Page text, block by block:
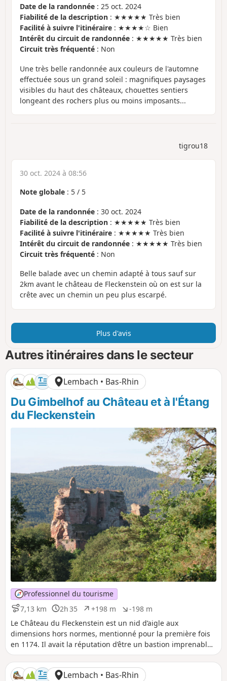
Date de la randonnée : 25 oct. 2024
Fiabilité de la description : ★★★★★ Très bien
Facilité à suivre l'itinéraire : ★★★★☆ Bien
Intérêt du circuit de randonnée : ★★★★★ Très bien
Circuit très fréquenté : Non
Une très belle randonnée aux couleurs de l'automne
effectuée sous un grand soleil : magnifiques paysages
visibles du haut des châteaux, chouettes sentiers
longeant des rochers plus ou moins imposants...
tigrou18
30 oct. 2024 à 08:56
Note globale : 5 / 5
Date de la randonnée : 30 oct. 2024
Fiabilité de la description : ★★★★★ Très bien
Facilité à suivre l'itinéraire : ★★★★★ Très bien
Intérêt du circuit de randonnée : ★★★★★ Très bien
Circuit très fréquenté : Non
Belle balade avec un chemin adapté à tous sauf sur
2km avant le château de Fleckenstein où on est sur la
crête avec un chemin un peu plus escarpé.
Plus d'avis
Autres itinéraires dans le secteur
Lembach • Bas-Rhin
Du Gimbelhof au Château et à l'Étang
du Fleckenstein
Professionnel du tourisme
7,13 km
D
i
s
t
a
n
c
e
2h 35
D
u
r
é
e
+198 m
D
é
n
i
v
e
l
é
-198 m
D
é
n
i
v
e
l
é
Le Château du Fleckenstein est un nid d’aigle aux
dimensions hors normes, mentionné pour la première fois
en 1174. Il avait la réputation d’être un bastion imprenable,
jusqu’à ce qu’il tombe, sans coup férir, devant les soldats de
Louis XIV en 1680. Cette randonnée vous propose de
découvrir ce château et l'étang du même nom.
Lembach • Bas-Rhin